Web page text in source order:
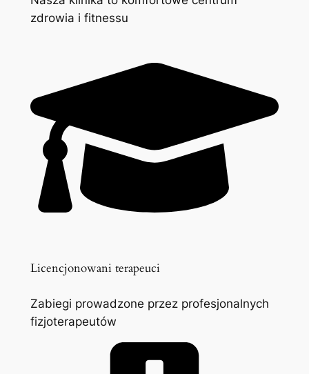
zdrowia i fitnessu
Licencjonowani terapeuci
Zabiegi prowadzone przez profesjonalnych
fizjoterapeutów